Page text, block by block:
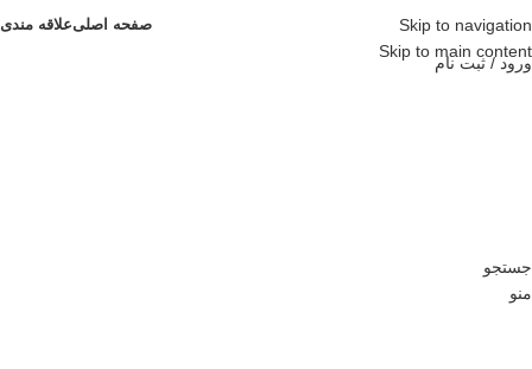
Skip to navigation
Skip to main content
صفحه اصلیعلاقه مندی
ورود / ثبت نام
جستجو
منو